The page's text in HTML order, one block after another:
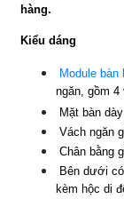
hàng.
Kiểu dáng
Module bàn
ngăn, gồm
Mặt bàn
Vách ngăn
Chân bằng
Bên dưới
kèm hộc di